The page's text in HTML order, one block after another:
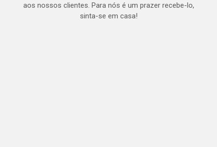
aos nossos clientes. Para nós é um prazer recebe-lo,
sinta-se em casa!